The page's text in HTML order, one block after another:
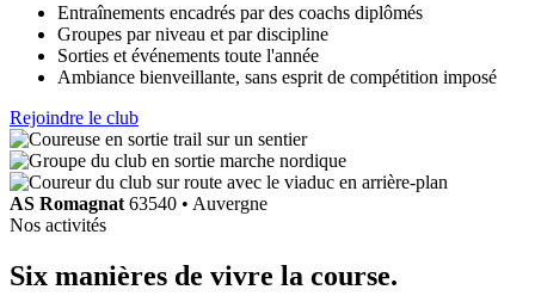
Entraînements encadrés par des coachs diplômés
Groupes par niveau et par discipline
Sorties et événements toute l'année
Ambiance bienveillante, sans esprit de compétition imposé
Rejoindre le club
AS Romagnat 63540 • Auvergne
Nos activités
Six manières de vivre la course.